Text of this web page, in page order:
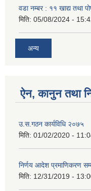
वडा नम्बर : ११ खाद्य तथा
मिति: 05/08/2024 -
अन्य
ऐन, कानुन तथा
उ.स.गठन कार्यविधि २०७५
मिति: 01/02/2020 -
निर्णय आदेश प्रमाणिकरण
मिति: 12/31/2019 -